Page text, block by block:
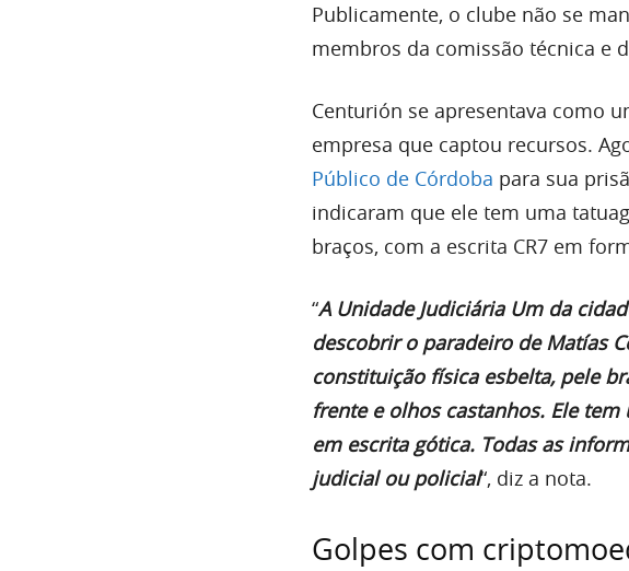
Publicamente, o clube não se
membros da comissão técnica e
Centurión se apresentava como
empresa que captou recursos.
Público de Córdoba para sua
indicaram que ele tem uma
braços, com a escrita CR7 em
“A Unidade Judiciária Um da
descobrir o paradeiro de Matías
constituição física esbelta, pele
frente e olhos castanhos. Ele
em escrita gótica. Todas as
judicial ou policial“, diz a nota.
Golpes com